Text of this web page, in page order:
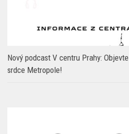
Nový podcast V centru Prahy:
srdce Metropole!